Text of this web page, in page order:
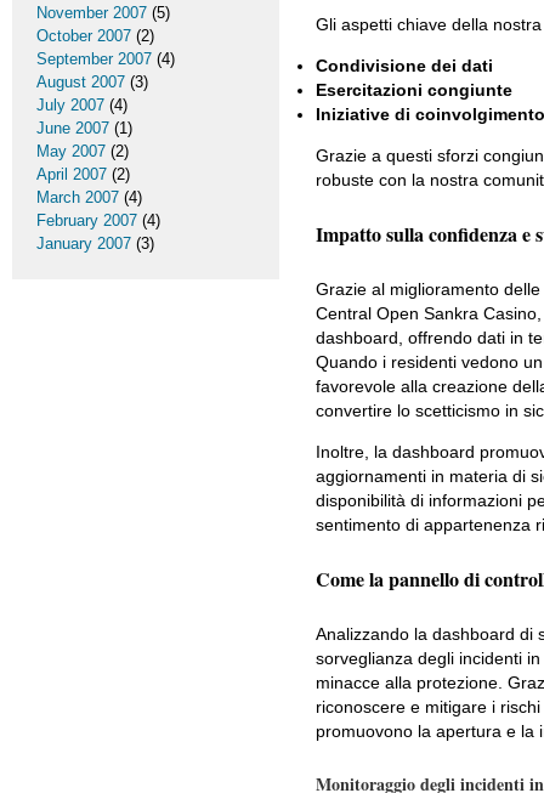
Gli aspetti chiave della
Condivisione dei dati
Esercitazioni congiunte
Iniziative di
Grazie a questi sforzi
robuste con la nostra
Impatto sulla confidenza e
Grazie al miglioramento
Central Open Sankra
dashboard, offrendo dati in
Quando i residenti vedono
favorevole alla creazione
convertire lo scetticismo in
Inoltre, la dashboard
aggiornamenti in materia di
disponibilità di informazioni
sentimento di appartenenza
Come la pannello di
Analizzando la dashboard di
sorveglianza degli incidenti
minacce alla protezione.
riconoscere e mitigare i
promuovono la apertura e la
Monitoraggio degli incidenti
November 2007 (5)
October 2007 (2)
September 2007 (4)
August 2007 (3)
July 2007 (4)
June 2007 (1)
May 2007 (2)
April 2007 (2)
March 2007 (4)
February 2007 (4)
January 2007 (3)